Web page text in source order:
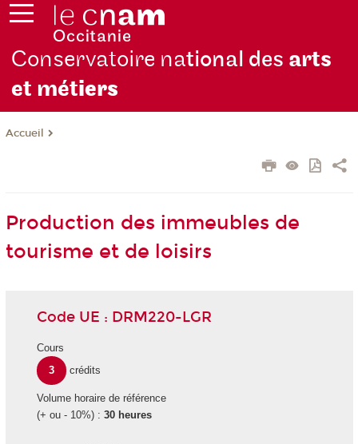
Conservatoire national des arts
et métiers
Accueil
Production des immeubles de
tourisme et de loisirs
Code UE : DRM220-LGR
Cours
3
crédits
Volume horaire de référence
(+ ou - 10%) : 30 heures